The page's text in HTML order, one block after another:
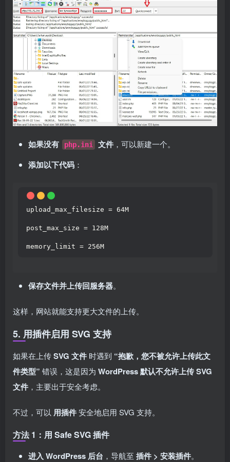
如果没有 php.ini 文件 ，可以新建一个。
添加以下代码 ：
upload_max_filesize = 64M
post_max_size = 128M
memory_limit = 256M
保存文件并上传回服务器。
这样，网站就能支持更大文件的上传。
5. 用插件启用 SVG 支持
如果在上传SVG 文件 时遇到 “抱歉，您不被允许上传此文
件类型” 错误，这是因为 WordPress 默认不允许上传 SVG
文件 ，主要出于安全考虑。
不过，可以 用插件安全地启用 SVG 支持。
方法 1：用 Safe SVG 插件
进入 WordPress 后台 ，导航至 插件 > 安装插件。